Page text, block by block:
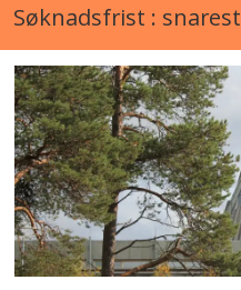
Søknadsfrist : snarest